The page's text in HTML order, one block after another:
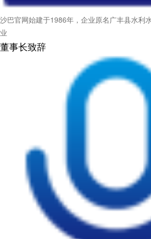
沙巴官网始建于1986年，企业原名广丰县水利
业
董事长致辞